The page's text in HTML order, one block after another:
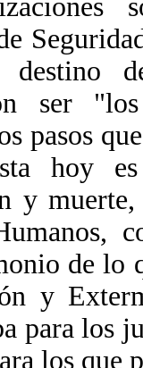
destino
ser
pasos
hoy
y
de lo
y
para los
los que